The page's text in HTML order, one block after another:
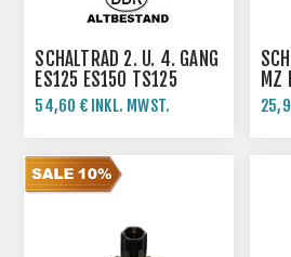
SCHALTRAD 2. U. 4. GANG
ES125 ES150 TS125
TS150
54,60 € INKL. MWST.
MZ